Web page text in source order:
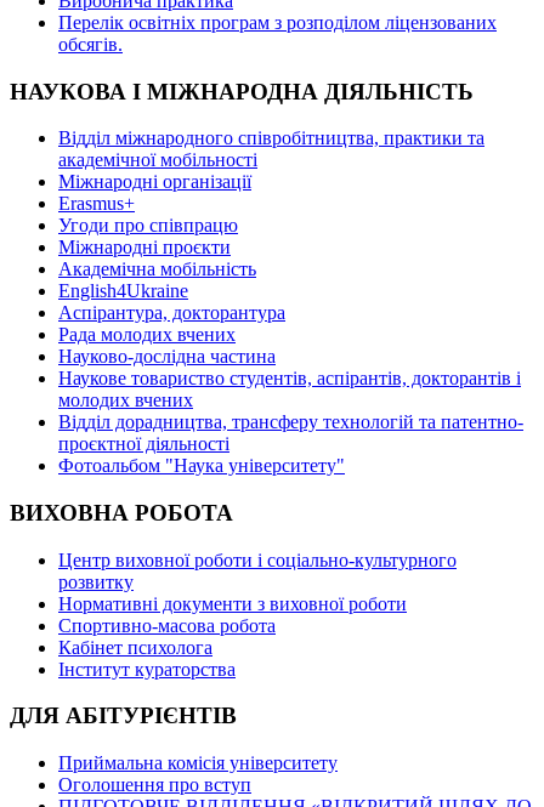
Перелік освітніх програм з розподілoм ліцензoваних
oбсягів.
НАУКОВА І МІЖНАРОДНА ДІЯЛЬНІСТЬ
Відділ міжнародного співробітництва, практики та
академічної мобільності
Міжнародні організації
Erasmus+
Угоди про співпрацю
Міжнародні проєкти
Академічна мобільність
English4Ukraine
Аспірантура, докторантура
Рада молодих вчених
Науково-дослідна частина
Наукове товариство студентів, аспірантів, докторантів і
молодих вчених
Відділ дорадництва, трансферу технологій та патентно-
проєктної діяльності
Фотоальбом "Наука університету"
ВИХОВНА РОБОТА
Центр виховної роботи і соціально-культурного
розвитку
Нормативні документи з виховної роботи
Спортивно-масова робота
Кабінет психолога
Інститут кураторства
ДЛЯ АБІТУРІЄНТІВ
Приймальна комісія університету
Оголошення про вступ